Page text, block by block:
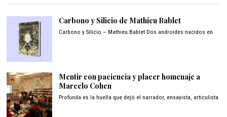
Carbono y Silicio de Mathieu Bablet
Carbono y Silicio – Mathieu Bablet Dos androides nacidos en
Mentir con paciencia y placer homenaje a
Marcelo Cohen
Profunda es la huella que dejó el narrador, ensayista, articulista